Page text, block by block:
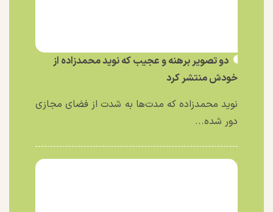
دو تصویر برهنه و عجیب که نوید محمدزاده از
خودش منتشر کرد
نوید محمدزاده که مدت‌ها به شدت از فضای مجازی
دور شده...